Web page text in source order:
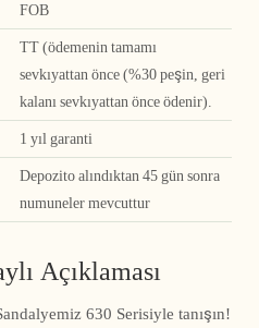
FOB
TT (ödemenin tamamı
sevkıyattan önce (%30 peşin, geri
kalanı sevkıyattan önce ödenir).
1 yıl garanti
Depozito alındıktan 45 gün sonra
numuneler mevcuttur
Açıklaması
630 Serisiyle tanışın!